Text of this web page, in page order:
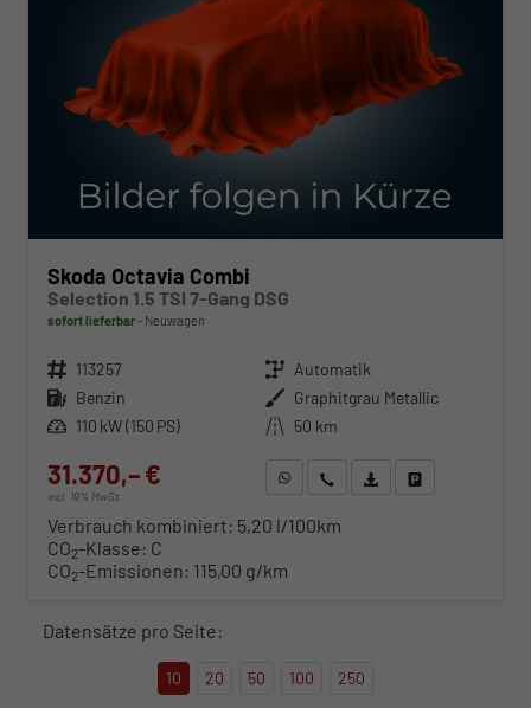
Skoda Octavia Combi
Selection 1.5 TSI 7-Gang DSG
sofort lieferbar Neuwagen
Fahrzeugnr. 113257 Getriebe Automatik
Kraftstoff Benzin Außenfarbe Graphitgrau Metallic
Leistung 110 kW (150 PS) Kilometerstand 50 km
31.370,– €
incl. 19% MwSt.
WhatsApp anfragen
Wir rufen Sie anFahrzeugexposé (PDF)
Verbrauch kombiniert: 5,20 l/100km
CO2-Klasse: C
CO2-Emissionen: 115,00 g/km
Datensätze pro Seite:
10 20 50 100 250